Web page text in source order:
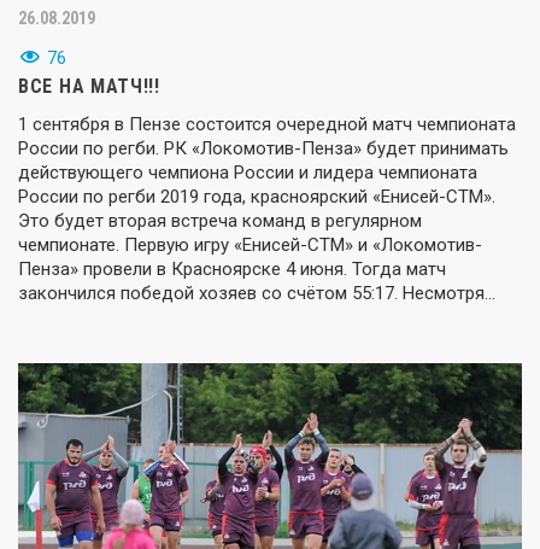
26.08.2019
76
ВСЕ НА МАТЧ!!!
1 сентября в Пензе состоится очередной матч чемпионата
России по регби. РК «Локомотив-Пенза» будет принимать
действующего чемпиона России и лидера чемпионата
России по регби 2019 года, красноярский «Енисей-СТМ».
Это будет вторая встреча команд в регулярном
чемпионате. Первую игру «Енисей-СТМ» и «Локомотив-
Пенза» провели в Красноярске 4 июня. Тогда матч
закончился победой хозяев со счётом 55:17. Несмотря…